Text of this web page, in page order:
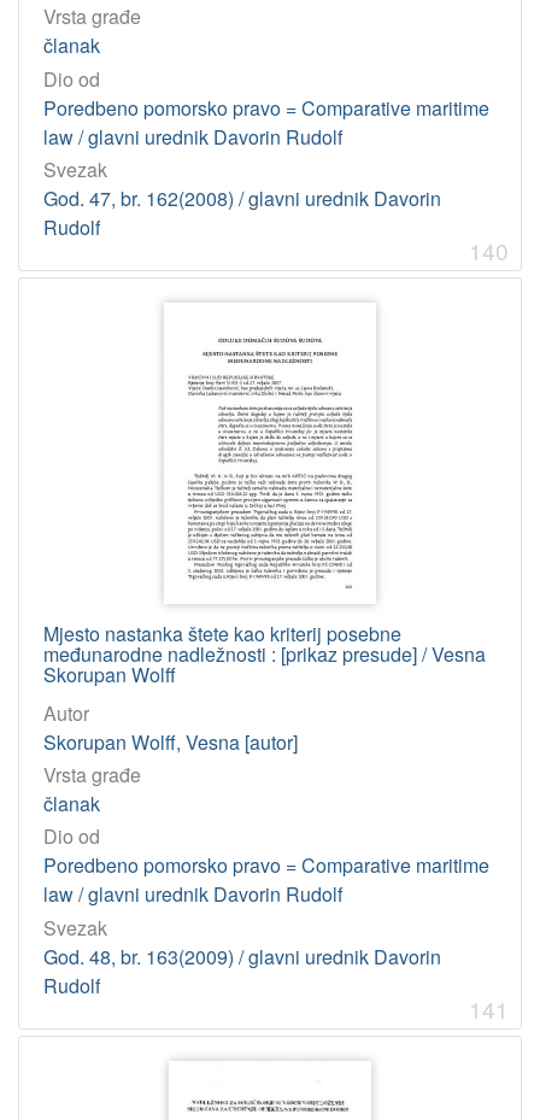
Vrsta građe
članak
Dio od
Poredbeno pomorsko pravo = Comparative maritime
law / glavni urednik Davorin Rudolf
Svezak
God. 47, br. 162(2008) / glavni urednik Davorin
Rudolf
140
Mjesto nastanka štete kao kriterij posebne
međunarodne nadležnosti : [prikaz presude] / Vesna
Skorupan Wolff
Autor
Skorupan Wolff, Vesna [autor]
Vrsta građe
članak
Dio od
Poredbeno pomorsko pravo = Comparative maritime
law / glavni urednik Davorin Rudolf
Svezak
God. 48, br. 163(2009) / glavni urednik Davorin
Rudolf
141